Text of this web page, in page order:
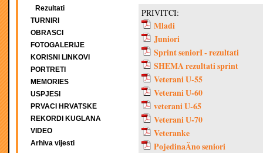
Rezultati
TURNIRI
OBRASCI
FOTOGALERIJE
KORISNI LINKOVI
PORTRETI
MEMORIES
USPJESI
PRVACI HRVATSKE
REKORDI KUGLANA
VIDEO
Arhiva vijesti
PRIVITCI:
Mladi
Juniori
Sprint seniorI - rezultati
SHEMA rezultati sprint
Veterani U-55
Veterani U-60
veterani U-65
Veterani U-70
Veteranke
PojedinaÄno seniori